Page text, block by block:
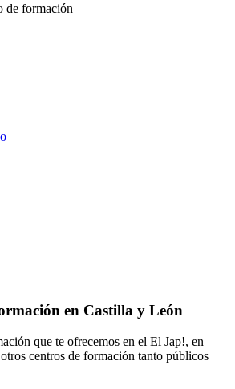
de formación
en Castilla y León
que te ofrecemos en el El Jap!, en
centros de formación tanto públicos